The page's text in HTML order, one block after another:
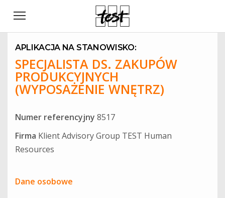
APLIKACJA NA STANOWISKO:
SPECJALISTA DS. ZAKUPÓW
PRODUKCYJNYCH
(WYPOSAŻENIE WNĘTRZ)
Numer referencyjny 8517
Firma Klient Advisory Group TEST Human
Resources
Dane osobowe